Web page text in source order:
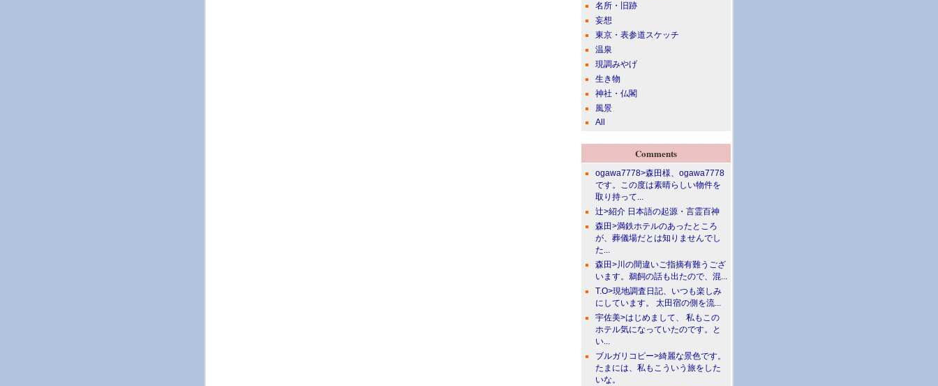
名所・旧跡
妄想
東京・表参道スケッチ
温泉
現調みやげ
生き物
神社・仏閣
風景
All
Comments
ogawa7778>森田様、ogawa7778
です。この度は素晴らしい物件を
取り持って...
辻>紹介 日本語の起源・言霊百神
森田>満鉄ホテルのあったところ
が、葬儀場だとは知りませんでし
た...
森田>川の間違いご指摘有難うござ
います。鵜飼の話も出たので、混...
T.O>現地調査日記、いつも楽しみ
にしています。 太田宿の側を流...
宇佐美>はじめまして、 私もこの
ホテル気になっていたのです。と
い...
ブルガリコピー>綺麗な景色です。
たまには、私もこういう旅をした
いな。